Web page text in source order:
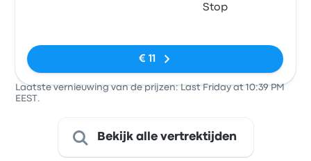
Stop
€ 11
Laatste vernieuwing van de prijzen: Last Friday at 10:39 PM
EEST.
Bekijk alle vertrektijden